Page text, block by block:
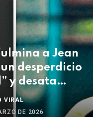
a Jean
un desperdicio
y desata
VIRAL
DE 2026